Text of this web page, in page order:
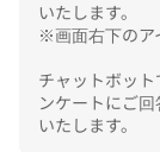
いたします。
※画面右下のア
チャットボッ
ンケートにご
いたします。